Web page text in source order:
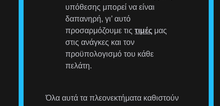
υπόθεσης μπορεί να είναι
δαπανηρή, γι’ αυτό
προσαρμόζουμε τιςτιμές μας
στις ανάγκες και τον
προϋπολογισμό του κάθε
πελάτη.
Όλα αυτά τα πλεονεκτήματα καθιστούν